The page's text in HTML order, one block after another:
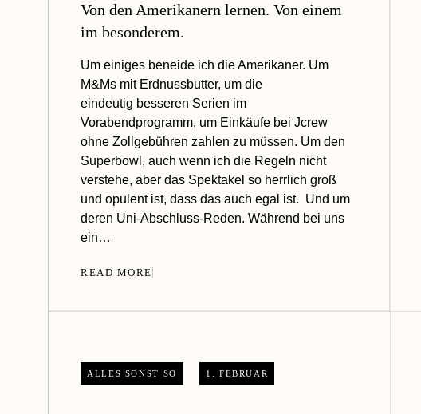
Von den Amerikanern lernen. Von einem
im besonderem.
Um einiges beneide ich die Amerikaner. Um
M&Ms mit Erdnussbutter, um die
eindeutig besseren Serien im
Vorabendprogramm, um Einkäufe bei Jcrew
ohne Zollgebühren zahlen zu müssen. Um den
Superbowl, auch wenn ich die Regeln nicht
verstehe, aber das Spektakel so herrlich groß
und opulent ist, dass das auch egal ist. Und um
deren Uni-Abschluss-Reden. Während bei uns
ein…
READ MORE
1. FEBRUAR
ALLES SONST SO